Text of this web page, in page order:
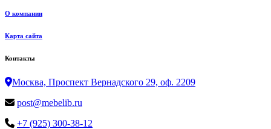
О компании
Карта сайта
Контакты
Москва, Проспект Вернадского 29, оф. 2209
post@mebelib.ru
+7 (925) 300-38-12